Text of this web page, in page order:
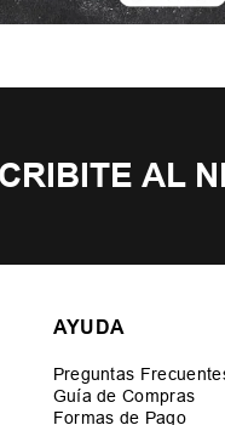
AL
AYUDA
Preguntas
Guía de Compras
Formas de Pago